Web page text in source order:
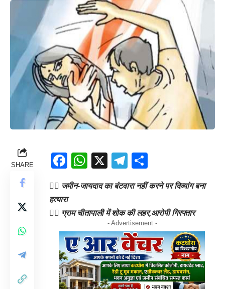
SHARE Facebook
WhatsApp
X Telegram
👉🏻 जमीन-जायदाद का बंटवारा नहीं करने पर दिव्यांग बना
हत्यारा
👉🏻 ग्राम चीतापाली में शोक की लहर,आरोपी गिरफ्तार
- Advertisement -